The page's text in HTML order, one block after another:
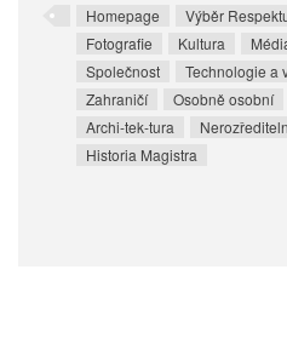
Homepage Výběr
Fotografie
Kultura
Společnost
Technologie a
Zahraničí
Osobně osobní
Archi-tek-tura
Historia Magistra